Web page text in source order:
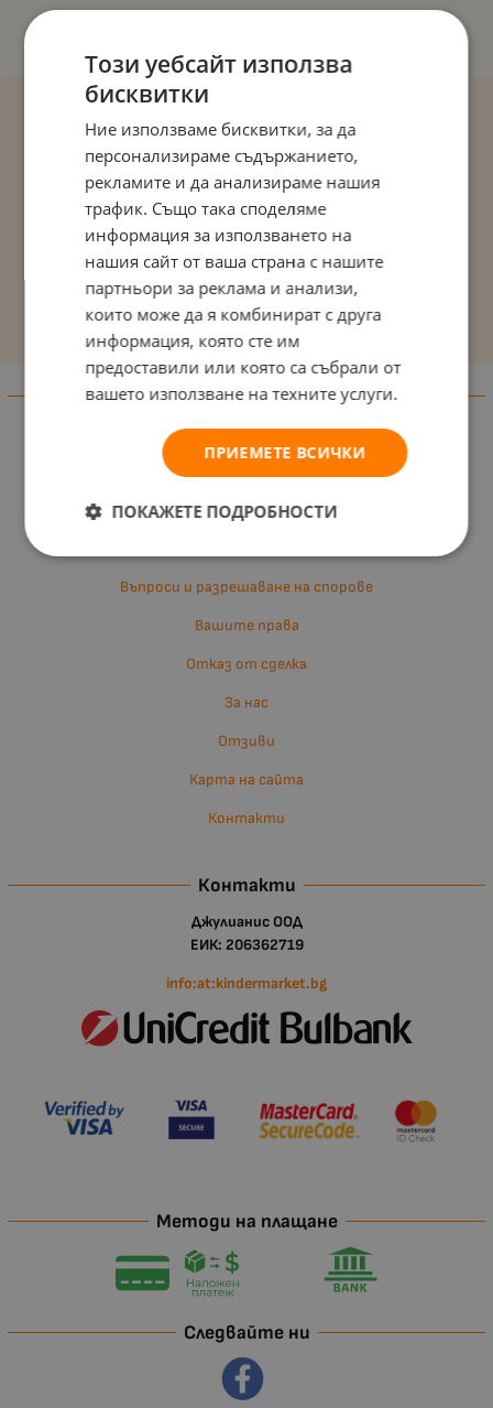
Информация
Доставка и плащане
Общи условия за ползване
Политиката за поверителност
Въпроси и разрешаване на спорове
Вашите права
Отказ от сделка
За нас
Отзиви
Карта на сайта
Контакти
Контакти
Джулианис ООД
ЕИК: 206362719
info:at:kindermarket.bg
Методи на плащане
Следвайте ни
Този уебсайт използва
бисквитки
Ние използваме бисквитки, за да
персонализираме съдържанието,
рекламите и да анализираме нашия
трафик. Също така споделяме
информация за използването на
нашия сайт от ваша страна с нашите
партньори за реклама и анализи,
които може да я комбинират с друга
информация, която сте им
предоставили или която са събрали от
вашето използване на техните услуги.
ПРИЕМЕТЕ ВСИЧКИ
ПОКАЖЕТЕ ПОДРОБНОСТИ